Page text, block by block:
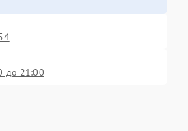
до 21:00